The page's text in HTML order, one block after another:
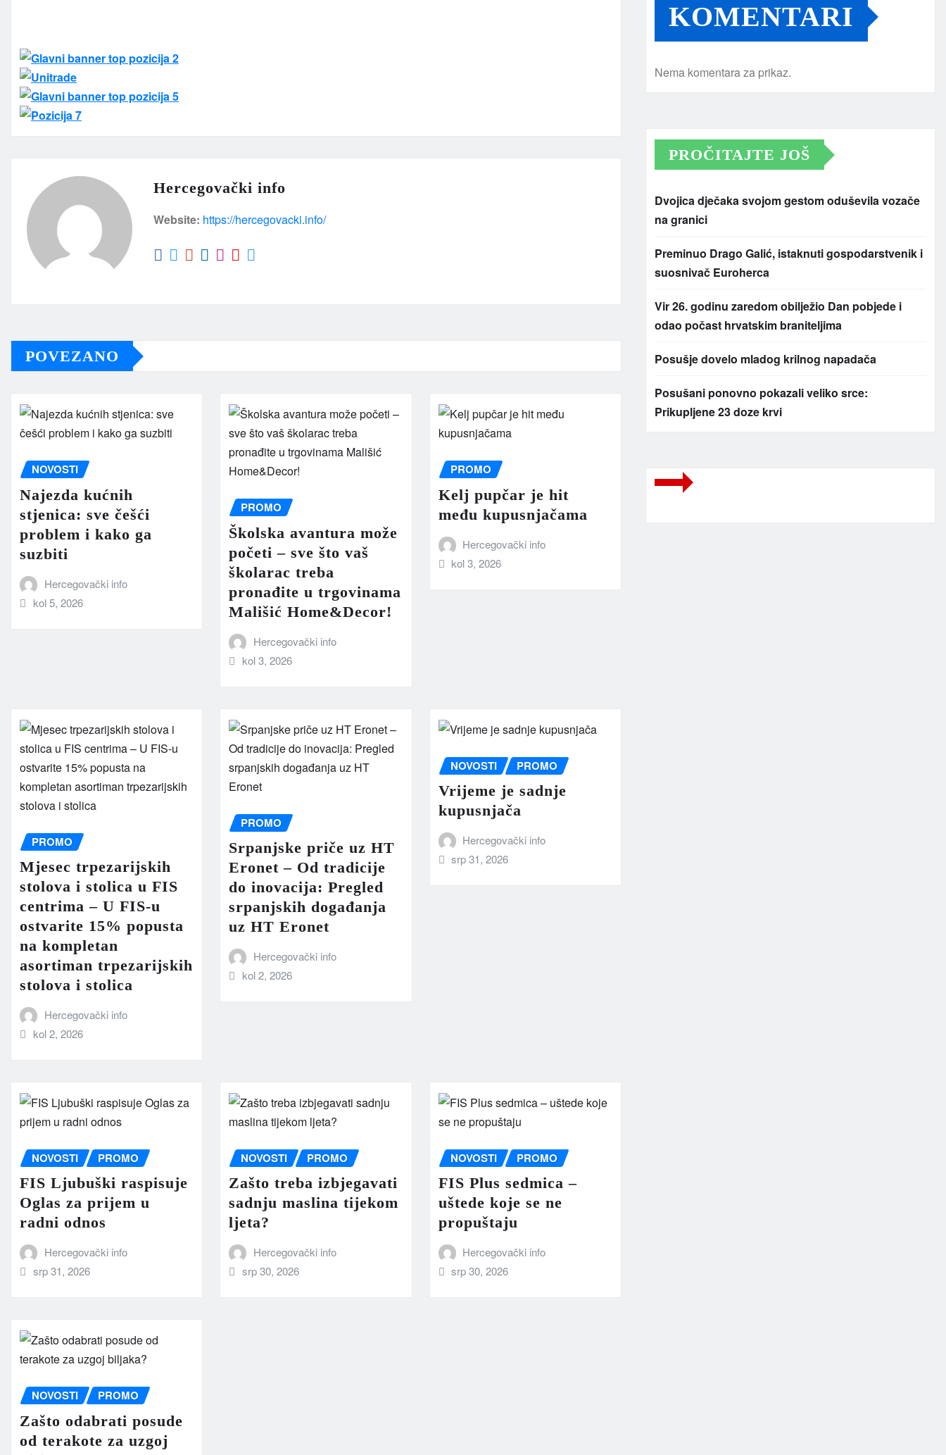
Hercegovački info
Website: https://hercegovacki.info/
POVEZANO
NOVOSTI
Najezda kućnih
stjenica: sve češći
problem i kako ga
suzbiti
Hercegovački info
kol 5, 2026
PROMO
Školska avantura može
početi – sve što vaš
školarac treba
pronađite u trgovinama
Mališić Home&Decor!
Hercegovački info
kol 3, 2026
PROMO
Kelj pupčar je hit
među kupusnjačama
Hercegovački info
kol 3, 2026
PROMO
Mjesec trpezarijskih
stolova i stolica u FIS
centrima – U FIS-u
ostvarite 15% popusta
na kompletan
asortiman trpezarijskih
stolova i stolica
Hercegovački info
kol 2, 2026
PROMO
Srpanjske priče uz HT
Eronet – Od tradicije
do inovacija: Pregled
srpanjskih događanja
uz HT Eronet
Hercegovački info
kol 2, 2026
NOVOSTI PROMO
Vrijeme je sadnje
kupusnjača
Hercegovački info
srp 31, 2026
NOVOSTI PROMO
FIS Ljubuški raspisuje
Oglas za prijem u
radni odnos
Hercegovački info
srp 31, 2026
NOVOSTI PROMO
Zašto treba izbjegavati
sadnju maslina tijekom
ljeta?
Hercegovački info
srp 30, 2026
NOVOSTI PROMO
FIS Plus sedmica –
uštede koje se ne
propuštaju
Hercegovački info
srp 30, 2026
NOVOSTI PROMO
Zašto odabrati posude
od terakote za uzgoj
KOMENTARI
Nema komentara za prikaz.
PROČITAJTE JOŠ
Dvojica dječaka svojom gestom oduševila vozače
na granici
Preminuo Drago Galić, istaknuti gospodarstvenik i
suosnivač Euroherca
Vir 26. godinu zaredom obilježio Dan pobjede i
odao počast hrvatskim braniteljima
Posušje dovelo mladog krilnog napadača
Posušani ponovno pokazali veliko srce:
Prikupljene 23 doze krvi